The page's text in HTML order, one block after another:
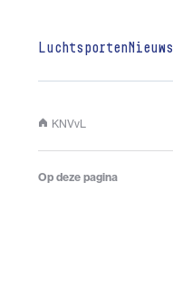
Luchtsporten Nieuws
KNVvL
Op deze pagina